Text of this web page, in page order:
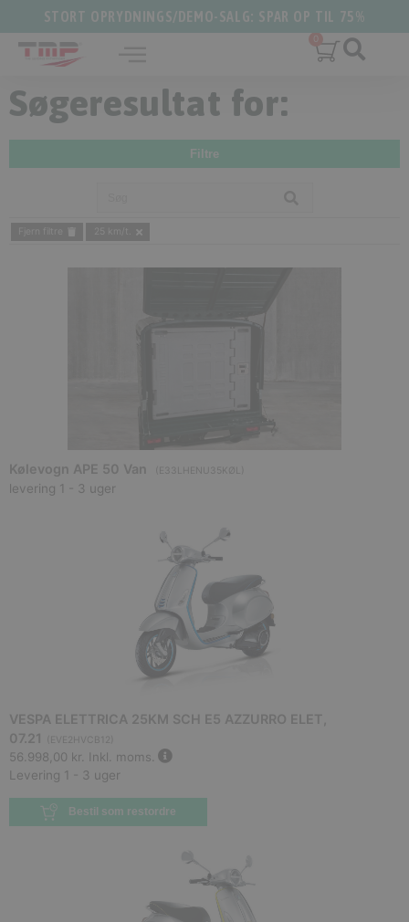
STORT OPRYDNINGS/DEMO-SALG: SPAR OP TIL 75%
Søgeresultat for:
Filtre
Kølevogn APE 50 Van E33LHENU35KØL
levering 1 - 3 uger
VESPA ELETTRICA 25KM SCH E5 AZZURRO ELET,
07.21
EVE2HVCB12
56.998,00 kr. Inkl. moms.
Levering 1 - 3 uger
Bestil som restordre